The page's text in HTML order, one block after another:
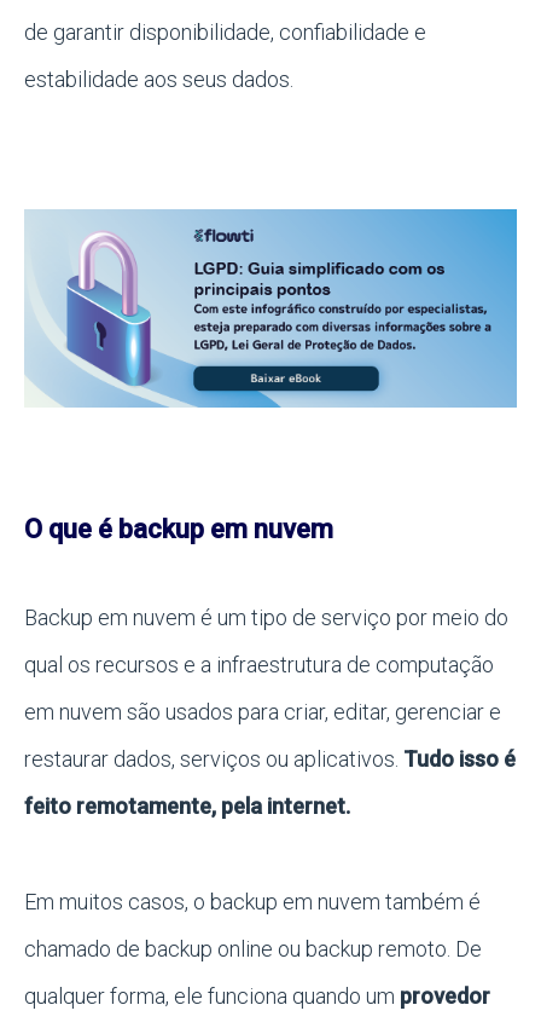
de garantir disponibilidade, confiabilidade e
estabilidade aos seus dados.
O que é backup em nuvem
Backup em nuvem é um tipo de serviço por meio do
qual os recursos e a infraestrutura de computação
em nuvem são usados para criar, editar, gerenciar e
restaurar dados, serviços ou aplicativos. Tudo isso é
feito remotamente, pela internet.
Em muitos casos, o backup em nuvem também é
chamado de backup online ou backup remoto. De
qualquer forma, ele funciona quando um provedor